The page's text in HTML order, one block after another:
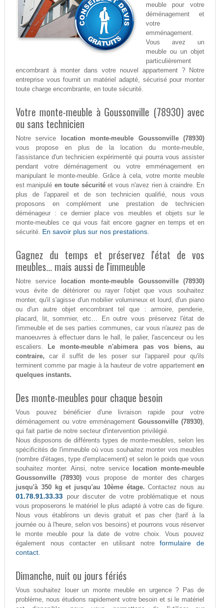
meuble pour votre
déménagement et
votre
emménagement.
Vous avez un
meuble ou un objet
particulièrement
encombrant à monter dans votre nouvel appartement ? Notre
entreprise vous fournit un matériel adapté, sécurisé pour monter
toute charge encombrante, en toute sécurité.
Votre monte-meuble à Goussonville (78930) avec
ou sans technicien
Notre service
location monte-meuble Goussonville (78930)
vous propose en plus de la location du monte-meuble,
l'assistance d'un technicien expérimenté qui pourra vous assister
pendant votre déménagement ou votre emménagement en
manipulant le monte-meuble. Grâce à cela, votre monte meuble
est manipulé en toute sécuritéet vous n'avez rien à craindre. En
plus de l'appareil et de son technicien qualifié, nous vous
proposons en complément une prestation de technicien
déménageur : ce dernier place vos meubles et objets sur le
monte-meubles ce qui vous fait encore gagner en temps et en
sécurité. En savoir plus sur nos prestations.
Gagnez du temps et préservez l'état de vos
meubles... mais aussi de l'immeuble
Notre service
location monte-meuble Goussonville (78930)
vous évite de détériorer ou rayer l'objet que vous souhaitez
monter, qu'il s'agisse d'un mobilier volumineux et lourd, d'un piano
ou d'un autre objet encombrant tel que : armoire, penderie,
placard, lit, sommier, etc… En outre vous préservez l'état de
l'immeuble et de ses parties communes, car vous n'aurez pas de
manoeuvres à effectuer dans le hall, le palier, l'ascenceur ou les
escaliers.
Le monte-meuble n'abimera pas vos biens, au
contraire, car il suffit de les poser sur l'appareil pour qu'ils
terminent comme par magie à la hauteur de votre appartementen
quelques instants.
Des monte-meubles pour chaque besoin
Vous pouvez bénéficier d'une livraison rapide pour votre
déménagement ou votre emménagementGoussonville (78930),
qui fait partie de notre secteur d'intervention privilégié.
Nous disposons de différents types de monte-meubles, selon les
spécificités de l'immeuble où vous souhaitez monter vos meubles
(nombre d'étages, type d'emplacement) et selon le poids que vous
souhaitez monter. Ainsi, notre service
location monte-meuble
Goussonville (78930) vous propose de monter des charges
jusqu'à 350 kg et jusqu'au 10ème étage. Contactez nous au
01.78.91.33.33pour discuter de votre problématique et nous
vous proposerons le matériel le plus adapté à votre cas de figure.
Nous vous établirons un devis gratuit et pas cher (tarif à la
journée ou à l'heure, selon vos besoins) et pourrons vous réserver
le monte meuble pour la date de votre choix. Vous pouvez
également nous contacter en utilisant notreformulaire de
contact.
Dimanche, nuit ou jours fériés
Vous souhaitez louer un monte meuble en urgence ? Pas de
problème, nous étudions rapidement votre besoin et si le matériel